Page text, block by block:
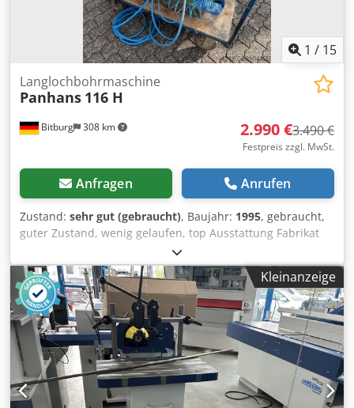
1 / 15
Bitburg 308 km
Langlochbohrmaschine
Panhans 116 H
2.990 €3.490 €
Festpreis zzgl. MwSt.
Anfragen Anrufen
Zustand: sehr gut (gebraucht), Baujahr: 1995, gebraucht,
guter Zustand, wenig gelaufen, top Ausstattung Fabrikat
Panhans Typ 116H Baujahr 1995 Masch.-Nr. 640 GS-
holzstaubgeprüft 2-Hebelbedienung Bohrfutter 20 mm
Dübelbohreinrichtung mit 4 Stück Raster
Gehrungsanschlag 45° stufenlos schwenkbar fahrbar
Werkstückspanner pneumatisch 2 Stück Pneumatische
Höhenverstellung mit Fusspedal Absauganschluss D 100
mm Platzbedarf ca. 950 mm x 1000 mm x 1300 mm
Gewicht ca. 200 kg Dkedpfx Aoxgu Uasfxsr Lagerort 54634
Bitburg, frei verladen, unverpackt Übergabe im Istzustand
wie besichtigt ohne Garantie und Gewährleistung
Kleinanzeige